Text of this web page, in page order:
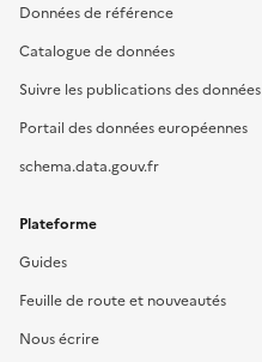
Données de référence
Catalogue de données
Suivre les publications des données
Portail des données européennes
schema.data.gouv.fr
Plateforme
Guides
Feuille de route et nouveautés
Nous écrire